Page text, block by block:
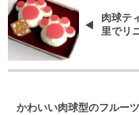
肉球テ
里でリ
かわいい肉球型のフルー